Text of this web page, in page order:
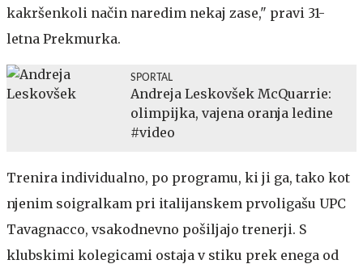
kakršenkoli način naredim nekaj zase," pravi 31-
letna Prekmurka.
SPORTAL
Andreja Leskovšek McQuarrie:
olimpijka, vajena oranja ledine
#video
Trenira individualno, po programu, ki ji ga, tako kot
njenim soigralkam pri italijanskem prvoligašu UPC
Tavagnacco, vsakodnevno pošiljajo trenerji. S
klubskimi kolegicami ostaja v stiku prek enega od